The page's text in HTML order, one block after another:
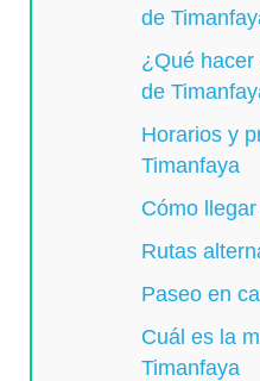
de
¿Qué
de
Horarios y
Timanfaya
Cómo
Rutas
Paseo en
Cuál es la
Timanfaya